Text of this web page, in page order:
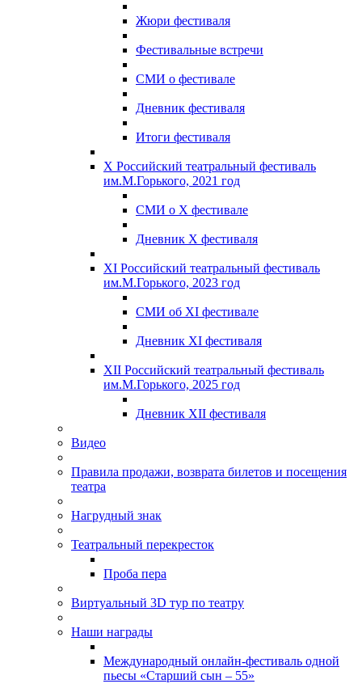
Жюри фестиваля
Фестивальные встречи
СМИ о фестивале
Дневник фестиваля
Итоги фестиваля
X Российский театральный фестиваль
им.М.Горького, 2021 год
СМИ о X фестивале
Дневник X фестиваля
XI Российский театральный фестиваль
им.М.Горького, 2023 год
СМИ об XI фестивале
Дневник XI фестиваля
XII Российский театральный фестиваль
им.М.Горького, 2025 год
Дневник XII фестиваля
Видео
Правила продажи, возврата билетов и посещения
театра
Нагрудный знак
Театральный перекресток
Проба пера
Виртуальный 3D тур по театру
Наши награды
Международный онлайн-фестиваль одной
пьесы «Старший сын – 55»